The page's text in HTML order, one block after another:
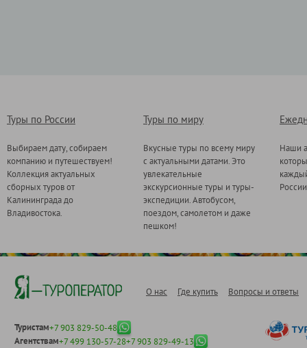
Туры по России
Выбираем дату, собираем
компанию и путешествуем!
Коллекция актуальных
сборных туров от
Калининграда до
Владивостока.
Туры по миру
Вкусные туры по всему миру
с актуальными датами. Это
увлекательные
экскурсионные туры и туры-
экспедиции. Автобусом,
поездом, самолетом и даже
пешком!
Наши
О нас Где купить Вопросы и ответы
Туристам+7 903 829-50-48
Агентствам+7 499 130-57-28+7 903 829-49-13